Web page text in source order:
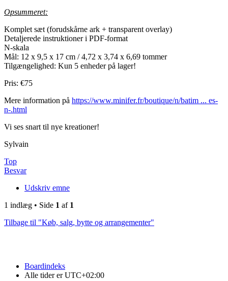
Opsummeret:
Komplet sæt (forudskårne ark + transparent overlay)
Detaljerede instruktioner i PDF-format
N-skala
Mål: 12 x 9,5 x 17 cm / 4,72 x 3,74 x 6,69 tommer
Tilgængelighed: Kun 5 enheder på lager!
Pris: €75
Mere information på https://www.minifer.fr/boutique/n/batim ... es-
n-.html
Vi ses snart til nye kreationer!
Sylvain
Top
Besvar
Udskriv emne
1 indlæg • Side 1 af 1
Tilbage til "Køb, salg, bytte og arrangementer"
Boardindeks
Alle tider erUTC+02:00